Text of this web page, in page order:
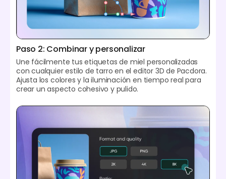
Paso 2: Combinar y personalizar
Une fácilmente tus etiquetas de miel personalizadas
con cualquier estilo de tarro en el editor 3D de Pacdora.
Ajusta los colores y la iluminación en tiempo real para
crear un aspecto cohesivo y pulido.